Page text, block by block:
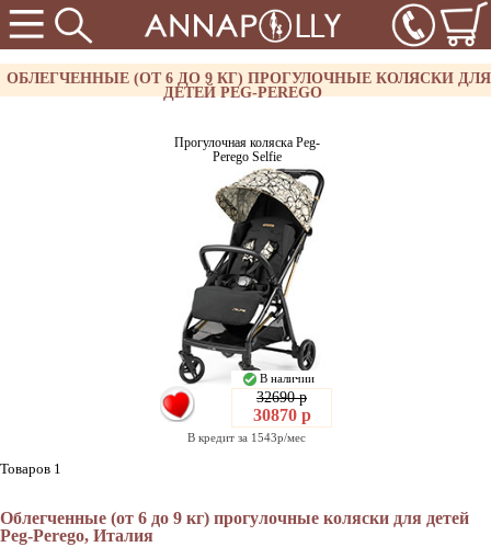
ОБЛЕГЧЕННЫЕ (ОТ 6 ДО 9 КГ) ПРОГУЛОЧНЫЕ КОЛЯСКИ ДЛЯ
ДЕТЕЙ PEG-PEREGO
Прогулочная коляска Peg-
Perego Selfie
В наличии
32690 р
30870 р
В кредит за 1543р/мес
Товаров 1
Облегченные (от 6 до 9 кг) прогулочные коляски для детей
Peg-Perego, Италия